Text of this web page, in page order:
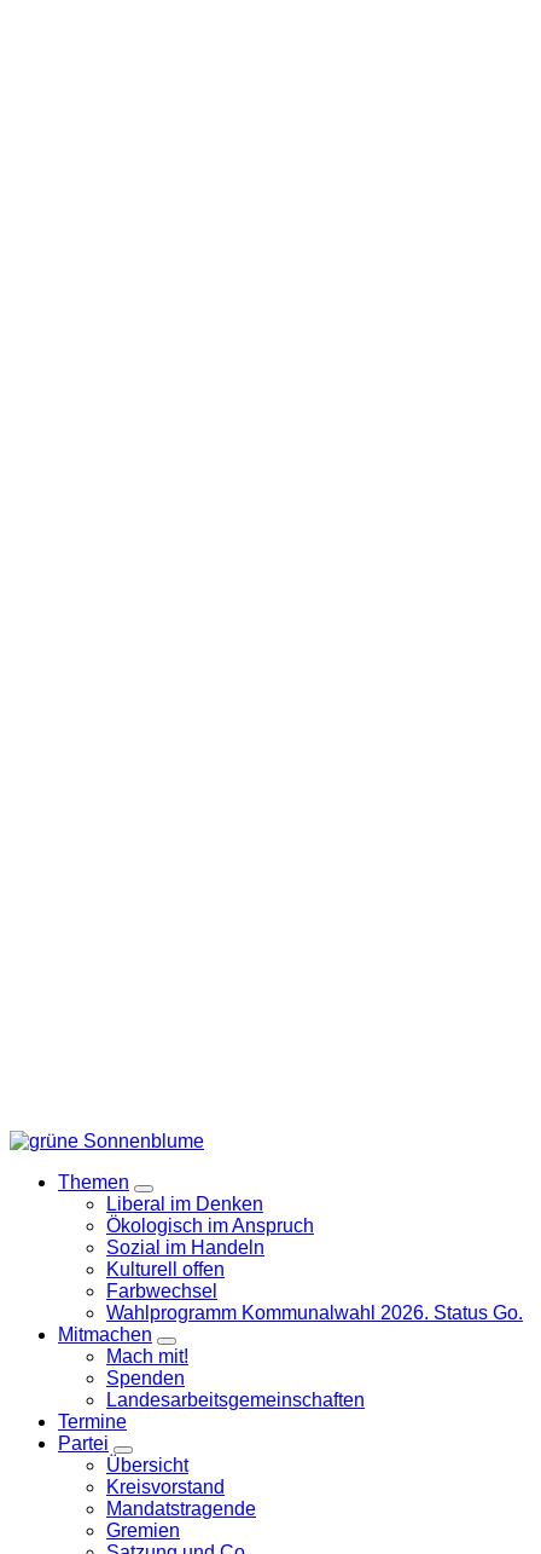
Themen
Zeige
Untermenü
Liberal im Denken
Ökologisch im Anspruch
Sozial im Handeln
Kulturell offen
Farbwechsel
Wahlprogramm Kommunalwahl 2026. Status Go.
Mitmachen
Zeige
Untermenü
Mach mit!
Spenden
Landesarbeitsgemeinschaften
Termine
Partei
Zeige
Untermenü
Übersicht
Kreisvorstand
Mandatstragende
Gremien